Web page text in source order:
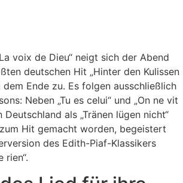
voix de Dieu“ neigt sich der Abend
deutschen Hit „Hinter den Kulissen
dem Ende zu. Es folgen ausschließlich
Neben „Tu es celui“ und „On ne vit
Deutschland als „Tränen lügen nicht“
Hit gemacht worden, begeistert
des Edith-Piaf-Klassikers
rien“.